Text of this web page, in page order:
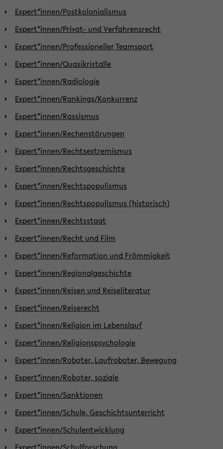
Expert*innen/Postkolonialismus
Expert*innen/Privat- und Verfahrensrecht
Expert*innen/Professioneller Teamsport
Expert*innen/Quasikristalle
Expert*innen/Radiologie
Expert*innen/Rankings/Konkurrenz
Expert*innen/Rassismus
Expert*innen/Rechenstörungen
Expert*innen/Rechtsextremismus
Expert*innen/Rechtsgeschichte
Expert*innen/Rechtspopulismus
Expert*innen/Rechtspopulismus (historisch)
Expert*innen/Rechtsstaat
Expert*innen/Recht und Film
Expert*innen/Reformation und Frömmigkeit
Expert*innen/Regionalgeschichte
Expert*innen/Reisen und Reiseliteratur
Expert*innen/Reiserecht
Expert*innen/Religion im Lebenslauf
Expert*innen/Religionspsychologie
Expert*innen/Roboter, Laufroboter, Bewegung
Expert*innen/Roboter, soziale
Expert*innen/Sanktionen
Expert*innen/Schule, Geschichtsunterricht
Expert*innen/Schulentwicklung